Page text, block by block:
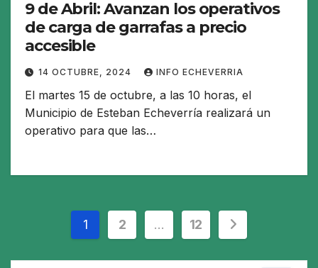
9 de Abril: Avanzan los operativos
de carga de garrafas a precio
accesible
14 OCTUBRE, 2024 INFO ECHEVERRIA
El martes 15 de octubre, a las 10 horas, el
Municipio de Esteban Echeverría realizará un
operativo para que las…
Paginación
de
1 2 … 12